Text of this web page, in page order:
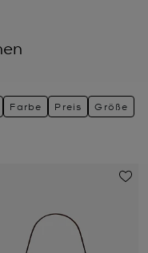
Farbe Preis Größe